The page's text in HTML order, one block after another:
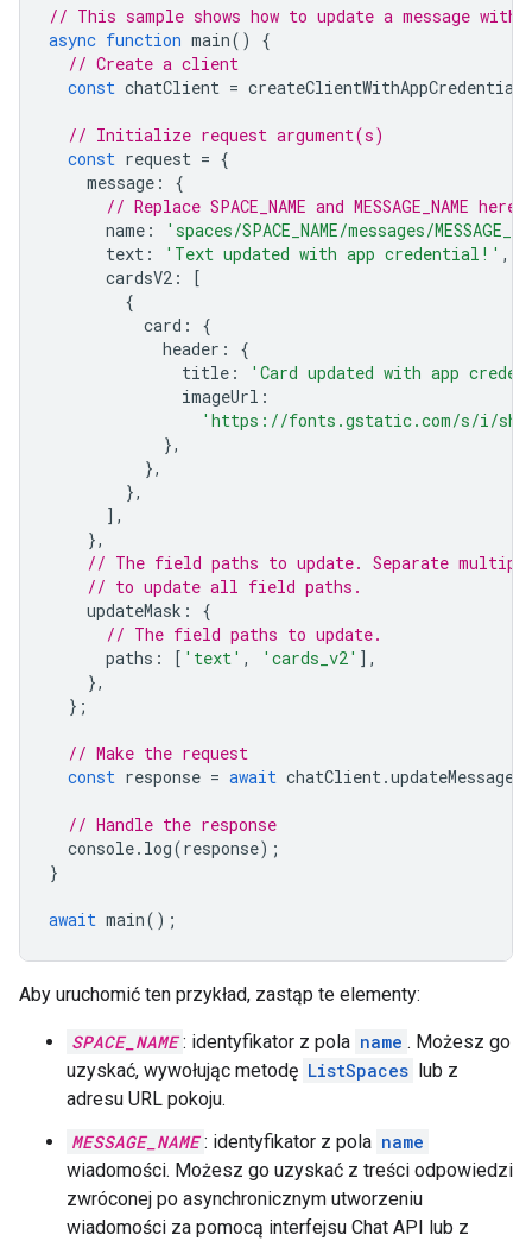
// This sample shows how to update a message
async function main()
{
// Create a client
const chatClient = createClientWithAppCredentials
// Initialize request argument(s)
const request = {
message :
{
// Replace SPACE_NAME and MESSAGE_NAME here
name :
'spaces/SPACE_NAME/messages/
text : 'Text updated with app credential!' ,
cardsV2 :
[
{
card :
{
header :
{
title :
'Card updated with app
imageUrl :
'https://fonts.gstatic.com/s/i/
},
},
},
],
},
// The field paths to update. Separate
// to update all field paths.
updateMask :
{
// The field paths to update.
paths : [ 'text' , 'cards_v2' ],
},
};
// Make the request
const response = await chatClient.updateMessage
// Handle the response
console. log(response);
}
await main();
Aby uruchomić ten przykład, zastąp te elementy:
SPACE_NAME : identyfikator z pola name . Możesz go
uzyskać, wywołując metodę ListSpaces lub z
adresu URL pokoju.
MESSAGE_NAME : identyfikator z pola name
wiadomości. Możesz go uzyskać z treści odpowiedzi
zwróconej po asynchronicznym utworzeniu
wiadomości za pomocą interfejsu Chat API lub z